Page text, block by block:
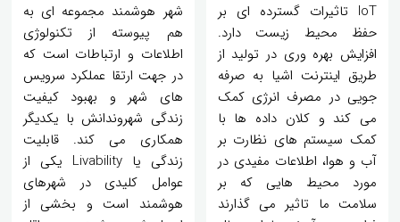
IoT تاثیرات گسترده ای بر
حفظ محیط زیست دارد.
افزایش بهره وری در تولید از
طریق اینترنت اشیا به صرفه
جویی در مصرف انرژی کمک
می کند و کلان داده ها با
کمک سیستم های نظارت بر
آب و هوا، اطلاعات مفیدی در
مورد محیط هایی که بر
سلامت ما تاثیر می گذارند
شهر هوشمند مجموعه ای به
هم پیوسته از تکنولوژی
اطلاعات و ارتباطات است که
در جهت ارتقا عملکرد سرویس
های شهر و بهبود کیفیت
زندگی شهروندانش با یکدیگر
همکاری می کند. قابلیت
زندگی یا Livability یکی از
عوامل کلیدی در شهرهای
هوشمند است و بخشی از